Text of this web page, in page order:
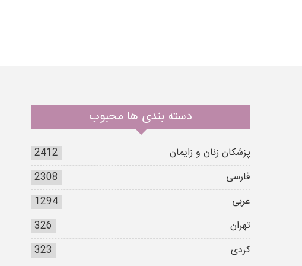
دسته بندی ها محبوب
پزشکان زنان و زایمان
2412
فارسی
2308
عربی
1294
تهران
326
کردی
323